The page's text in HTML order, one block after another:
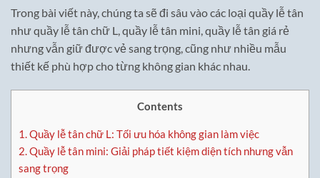
Trong bài viết này, chúng ta sẽ đi sâu vào các loại quầy lễ tân
như quầy lễ tân chữ L, quầy lễ tân mini, quầy lễ tân giá rẻ
nhưng vẫn giữ được vẻ sang trọng, cũng như nhiều mẫu
thiết kế phù hợp cho từng không gian khác nhau.
Contents
1.Quầy lễ tân chữ L: Tối ưu hóa không gian làm việc
2.Quầy lễ tân mini: Giải pháp tiết kiệm diện tích nhưng vẫn
sang trọng